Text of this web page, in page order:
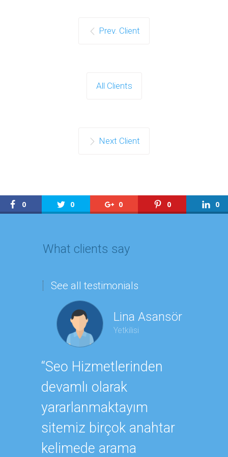
Prev. Client
All Clients
Next Client
0 0 0 0 0
What clients say
See all testimonials
Lina Asansör
Yetkilisi
“Seo Hizmetlerinden
devamlı olarak
yararlanmaktayım
sitemiz birçok anahtar
kelimede arama